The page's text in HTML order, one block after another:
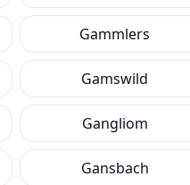
Gammlers
Gamswild
Gangliom
Gansbach